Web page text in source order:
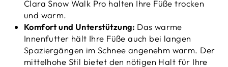
Clara Snow Walk Pro halten Ihre Füße trocken
und warm.
Komfort und Unterstützung: Das warme
Innenfutter hält Ihre Füße auch bei langen
Spaziergängen im Schnee angenehm warm. Der
mittelhohe Stil bietet den nötigen Halt für Ihre